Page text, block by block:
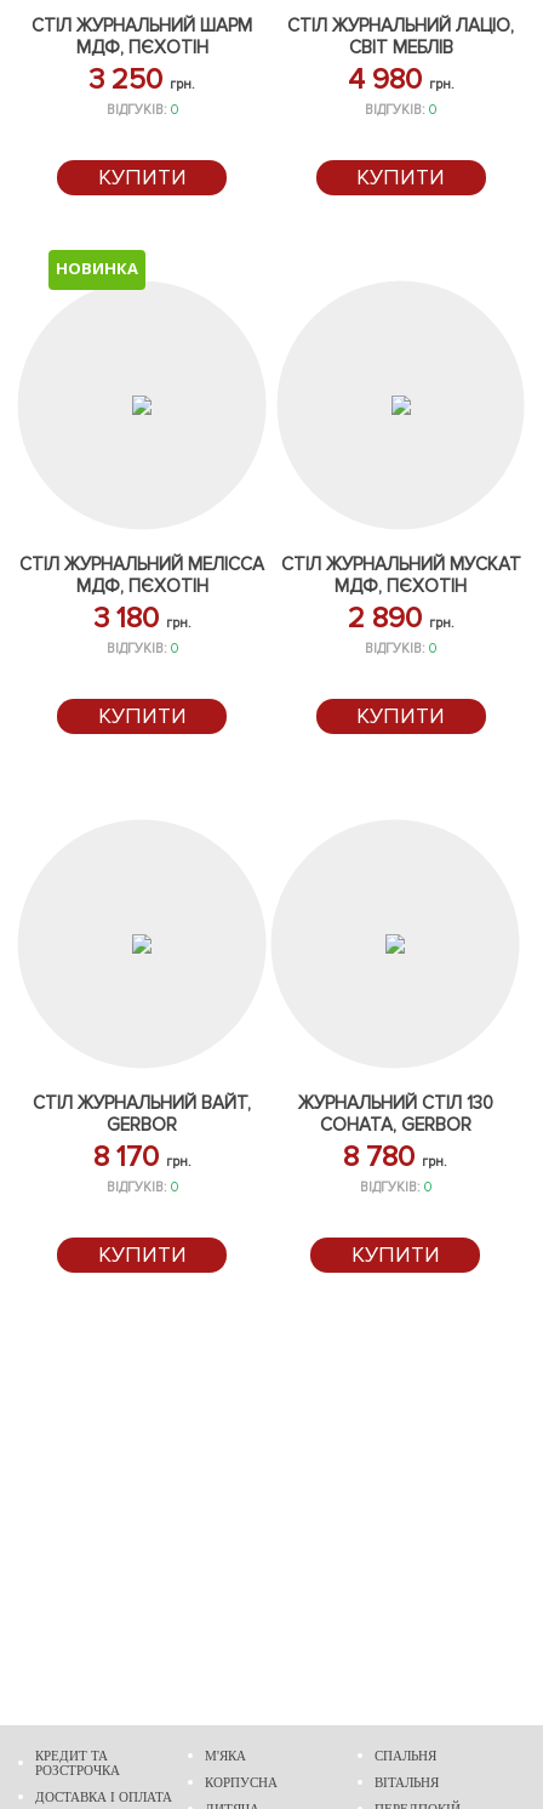
СТІЛ ЖУРНАЛЬНИЙ ШАРМ
МДФ, ПЄХОТІН
3 250 грн.
ВІДГУКІВ: 0
КУПИТИ
СТІЛ ЖУРНАЛЬНИЙ ЛАЦІО,
СВІТ МЕБЛІВ
4 980 грн.
ВІДГУКІВ:0
КУПИТИ
НОВИНКА
СТІЛ ЖУРНАЛЬНИЙ МЕЛІССА
МДФ, ПЄХОТІН
3 180 грн.
ВІДГУКІВ: 0
КУПИТИ
СТІЛ ЖУРНАЛЬНИЙ МУСКАТ
МДФ, ПЄХОТІН
2 890 грн.
ВІДГУКІВ:0
КУПИТИ
СТІЛ ЖУРНАЛЬНИЙ ВАЙТ,
GERBOR
8 170 грн.
ВІДГУКІВ: 0
КУПИТИ
ЖУРНАЛЬНИЙ СТІЛ 130
СОНАТА, GERBOR
8 780 грн.
ВІДГУКІВ: 0
КУПИТИ
КРЕДИТ ТА
РОЗСТРОЧКА
ДОСТАВКА І ОПЛАТА
М'ЯКА
КОРПУСНА
СПАЛЬНЯ
ВІТАЛЬНЯ